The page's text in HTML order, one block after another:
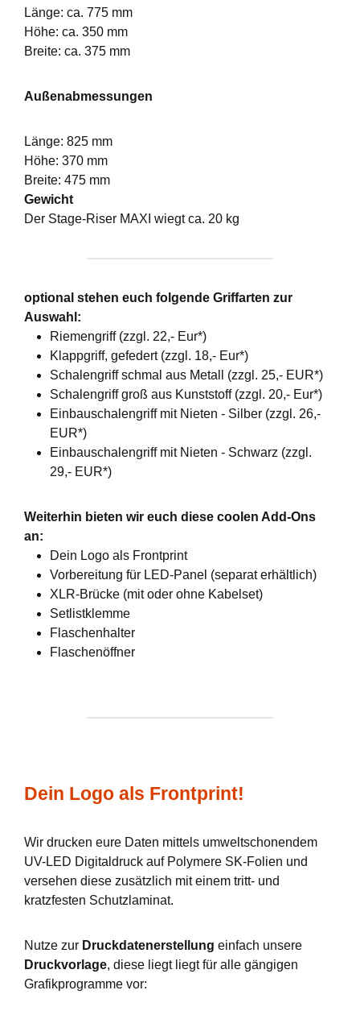
Länge: ca. 775 mm
Höhe: ca. 350 mm
Breite: ca. 375 mm
Außenabmessungen
Länge: 825 mm
Höhe: 370 mm
Breite: 475 mm
Gewicht
Der Stage-Riser MAXI wiegt ca. 20 kg
optional stehen euch folgende Griffarten zur
Auswahl:
Riemengriff (zzgl. 22,- Eur*)
Klappgriff, gefedert (zzgl. 18,- Eur*)
Schalengriff schmal aus Metall (zzgl. 25,- EUR*)
Schalengriff groß aus Kunststoff (zzgl. 20,- Eur*)
Einbauschalengriff mit Nieten - Silber (zzgl. 26,-
EUR*)
Einbauschalengriff mit Nieten - Schwarz (zzgl.
29,- EUR*)
Weiterhin bieten wir euch diese coolen Add-Ons
an:
Dein Logo als Frontprint
Vorbereitung für LED-Panel (separat erhältlich)
XLR-Brücke (mit oder ohne Kabelset)
Setlistklemme
Flaschenhalter
Flaschenöffner
Dein Logo als Frontprint!
Wir drucken eure Daten mittels umweltschonendem
UV-LED Digitaldruck auf Polymere SK-Folien und
versehen diese zusätzlich mit einem tritt- und
kratzfesten Schutzlaminat.
Nutze zur Druckdatenerstellung einfach unsere
Druckvorlage, diese liegt liegt für alle gängigen
Grafikprogramme vor: